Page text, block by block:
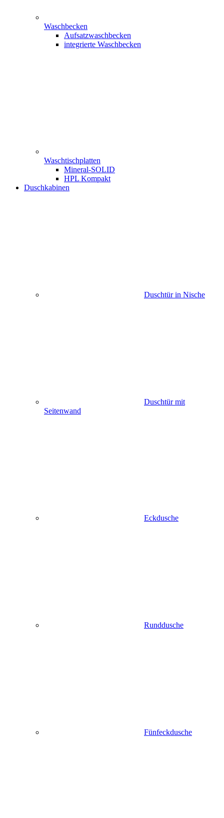
Waschbecken
Aufsatzwaschbecken
integrierte Waschbecken
Waschtischplatten
Mineral-SOLID
HPL Kompakt
Duschkabinen
Duschtür in Nische
Duschtür mit
Seitenwand
Eckdusche
Runddusche
Fünfeckdusche